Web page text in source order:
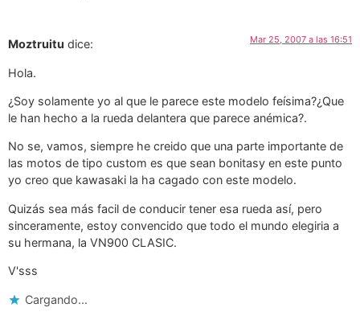
Moztruitu dice: Mar 25, 2007 a las 16:51
Hola.
¿Soy solamente yo al que le parece este modelo feísima?¿Que
le han hecho a la rueda delantera que parece anémica?.
No se, vamos, siempre he creido que una parte importante de
las motos de tipo custom es que sean bonitasy en este punto
yo creo que kawasaki la ha cagado con este modelo.
Quizás sea más facil de conducir tener esa rueda así, pero
sinceramente, estoy convencido que todo el mundo elegiria a
su hermana, la VN900 CLASIC.
V'sss
Cargando...